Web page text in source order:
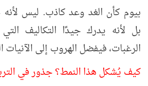
بيوم كأن الغد وعد كاذب. ليس لأنه
بل لأنه يدرك جيدًا التكاليف
الرغبات، فيفضل الهروب إلى الآنيات
كيف يُشكل هذا النمط؟ جذور في